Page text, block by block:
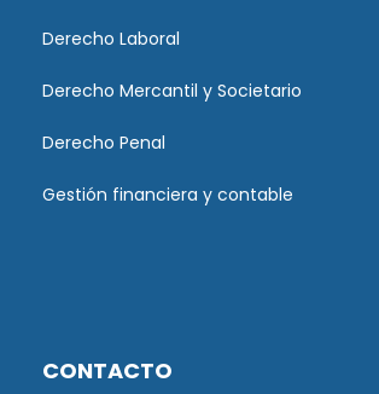
Derecho Laboral
Derecho Mercantil y Societario
Derecho Penal
Gestión financiera y contable
CONTACTO